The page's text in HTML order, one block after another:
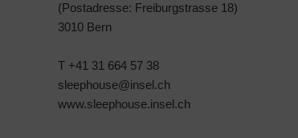
(Postadresse: Freiburgstrasse 18)
3010 Bern
T +41 31 664 57 38
sleephouse@insel.ch
www.sleephouse.insel.ch